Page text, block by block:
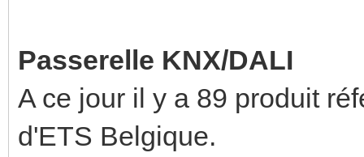
Passerelle KNX/DALI
A ce jour il y a 89 produit
d'ETS Belgique.